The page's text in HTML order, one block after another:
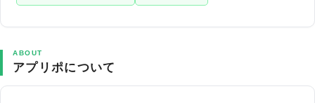
ABOUT
アプリポについて